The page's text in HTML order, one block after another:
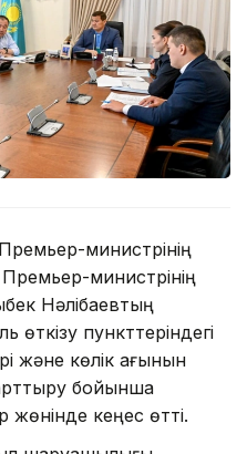
министрінің
министрінің
Нәлібаевтың
өткізу пункттеріндегі
және көлік ағынын
бойынша
жөнінде кеңес өтті.